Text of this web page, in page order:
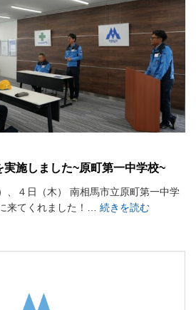
施しました~原町第一中学校~
、４日（木） 南相馬市立原町第一中学
来てくれました！… 続きを読む